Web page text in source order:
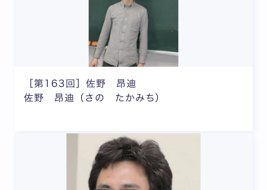
［第163回］佐野 昂迪
佐野 昂迪（さの たかみち）